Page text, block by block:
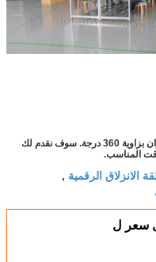
مرحبًا بك للتشاور معنا بشأن طلباتك لأي نظام دوران بزاوية 360 درجة. سوف نقدم لك
المناسب.
الانزلاق الرقمية ,
سعر ل